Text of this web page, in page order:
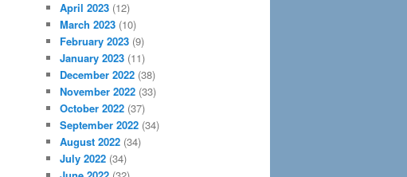
April 2023 (12)
March 2023 (10)
February 2023 (9)
January 2023 (11)
December 2022 (38)
November 2022 (33)
October 2022 (37)
September 2022 (34)
August 2022 (34)
July 2022 (34)